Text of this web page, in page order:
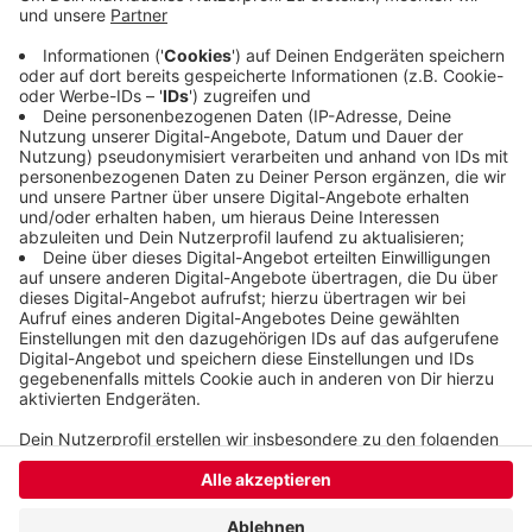
überhaupt stattgefunden hat und der Angeklagte
beteiligt gewesen war. Den Freispruch hatten
zuvor Staatsanwaltschaft und auch Verteidiger
gefordert. Das Urteil ist noch nicht rechtskräftig.
Veröffentlicht:Donnerstag, 25.06.2020 10:13
Anzeige
Anzeige